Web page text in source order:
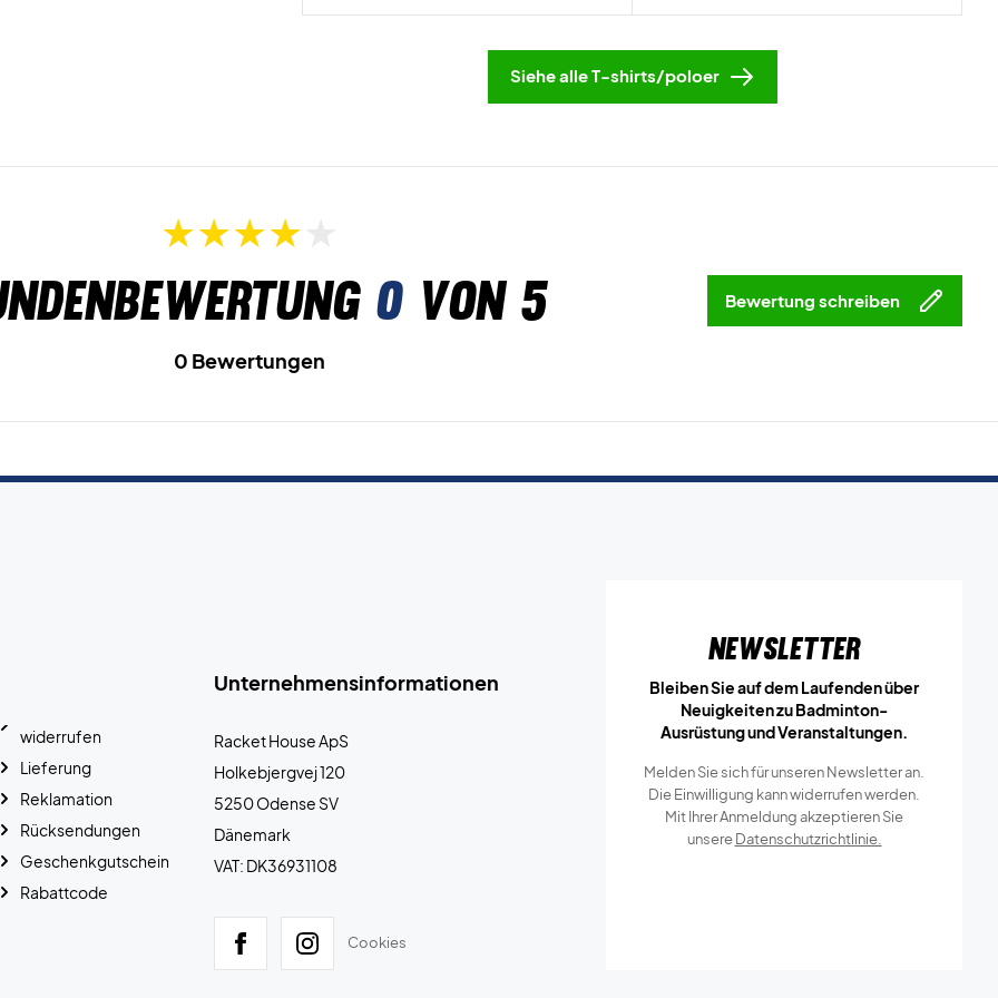
Siehe alle T-shirts/poloer
0von 5 Bewertung schreiben
0 Bewertungen
Unternehmensinformationen
Racket House ApS
Holkebjergvej 120
5250 Odense SV
Dänemark
VAT: DK36931108
Cookies
widerrufen
Lieferung
Reklamation
Rücksendungen
Geschenkgutschein
Rabattcode
Newsletter
Bleiben Sie auf dem Laufenden über
Neuigkeiten zu Badminton-
Ausrüstung und Veranstaltungen.
Melden Sie sich für unseren Newsletter an.
Die Einwilligung kann widerrufen werden.
Mit Ihrer Anmeldung akzeptieren Sie
unsereDatenschutzrichtlinie.